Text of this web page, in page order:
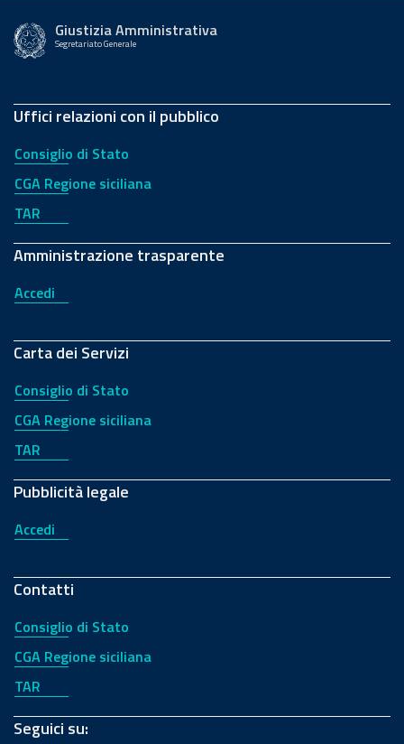
Giustizia Amministrativa
Segretariato Generale
Uffici relazioni con il pubblico
Consiglio di Stato
CGA Regione siciliana
TAR
Amministrazione trasparente
Accedi
Carta dei Servizi
Consiglio di Stato
CGA Regione siciliana
TAR
Pubblicità legale
Accedi
Contatti
Consiglio di Stato
CGA Regione siciliana
TAR
Seguici su: